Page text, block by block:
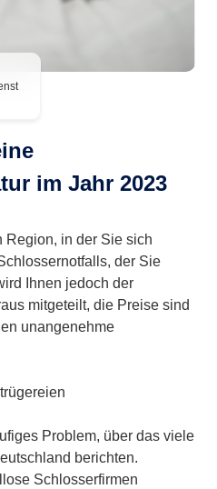
im Jahr 2023
Region, in der Sie sich
der Sie
Ihnen jedoch der
mitgeteilt, die Preise sind
unangenehme
Problem, über das viele
berichten.
Schlosserfirmen